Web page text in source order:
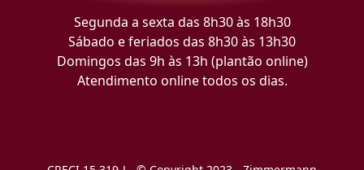
Segunda a sexta das 8h30 às 18h30
Sábado e feriados das 8h30 às 13h30
Domingos das 9h às 13h (plantão online)
Atendimento online todos os dias.